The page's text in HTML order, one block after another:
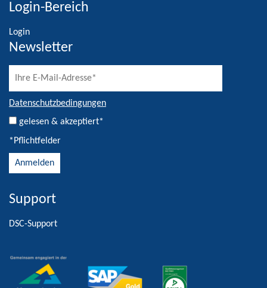
Login-Bereich
Login
Newsletter
Datenschutzbedingungen
gelesen & akzeptiert*
*Pflichtfelder
Alternative:
Support
DSC-Support